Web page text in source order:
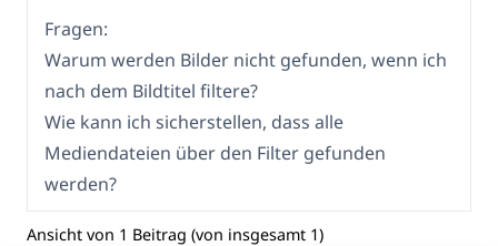
Fragen:
Warum werden Bilder nicht gefunden, wenn ich
nach dem Bildtitel filtere?
Wie kann ich sicherstellen, dass alle
Mediendateien über den Filter gefunden
werden?
Ansicht von 1 Beitrag (von insgesamt 1)